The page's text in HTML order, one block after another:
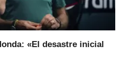
«El desastre inicial